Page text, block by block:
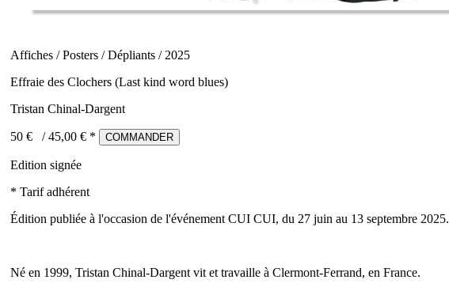
Affiches / Posters / Dépliants / 2025
Effraie des Clochers (Last kind word blues)
Tristan Chinal-Dargent
50 € /45,00 € * COMMANDER
Edition signée
* Tarif adhérent
Édition publiée à l'occasion de l'événement CUI CUI, du 27 juin au 13 septembre 2025.
Né en 1999, Tristan Chinal-Dargent vit et travaille à Clermont-Ferrand, en France.